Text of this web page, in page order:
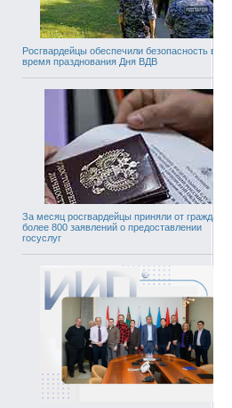
Росгвардейцы обеспечили безопасность во
время празднования Дня ВДВ
За месяц росгвардейцы приняли от граждан
более 800 заявлений о предоставлении
госуслуг